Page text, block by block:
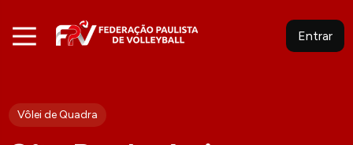
Entrar
Vôlei de Quadra